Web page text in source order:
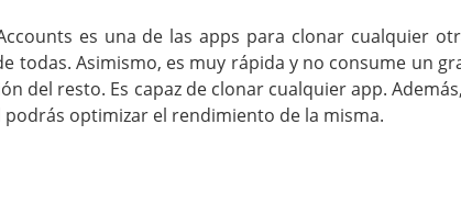
es una de las apps para clonar cualquier
todas. Asimismo, es muy rápida y no consume un
del resto. Es capaz de clonar cualquier app.
podrás optimizar el rendimiento de la misma.